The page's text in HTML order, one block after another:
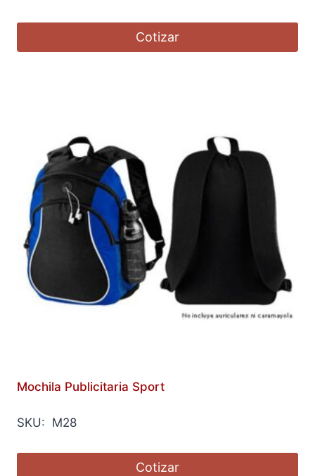
Cotizar
Mochila Publicitaria Sport
SKU: M28
Cotizar